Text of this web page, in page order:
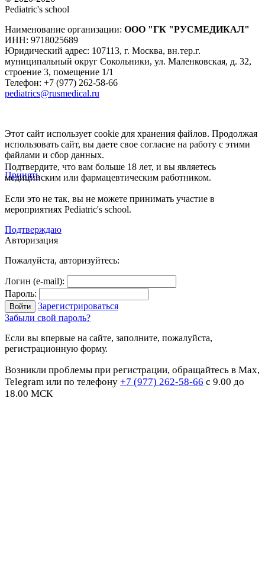
Pediatric's school
Наименование организации: ООО "ГК "РУСМЕДИКАЛ"
ИНН: 9718025689
Юридический адрес: 107113, г. Москва, вн.тер.г.
муниципальный округ Сокольники, ул. Маленковская, д. 32,
строение 3, помещение 1/1
Телефон: +7 (977) 262-58-66
pediatrics@rusmedical.ru
Этот сайт использует cookie для хранения файлов. Продолжая
использовать сайт, вы даете свое согласие на работу с этими
файлами и сбор данных.
Принять
Подтвердите, что вам больше 18 лет, и вы являетесь
медицинским или фармацевтическим работником.
Если это не так, вы не можете принимать участие в
мероприятиях Pediatric's school.
Подтверждаю
Авторизация
Пожалуйста, авторизуйтесь:
Логин (e-mail):
Пароль:
Зарегистрироваться
Забыли свой пароль?
Если вы впервые на сайте, заполните, пожалуйста,
регистрационную форму.
Возникли проблемы при регистрации, обращайтесь в Max,
Telegram или по телефону +7 (977) 262-58-66 с 9.00 до
18.00 МСК